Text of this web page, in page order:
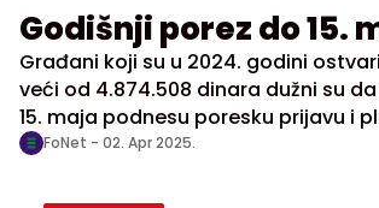
Godišnji porez do 15.
Građani koji su u 2024. godini
veći od 4.874.508 dinara dužni su
15. maja podnesu poresku prijavu i
porez na dohodak, saopštila je
FoNet - 02. Apr 2025.